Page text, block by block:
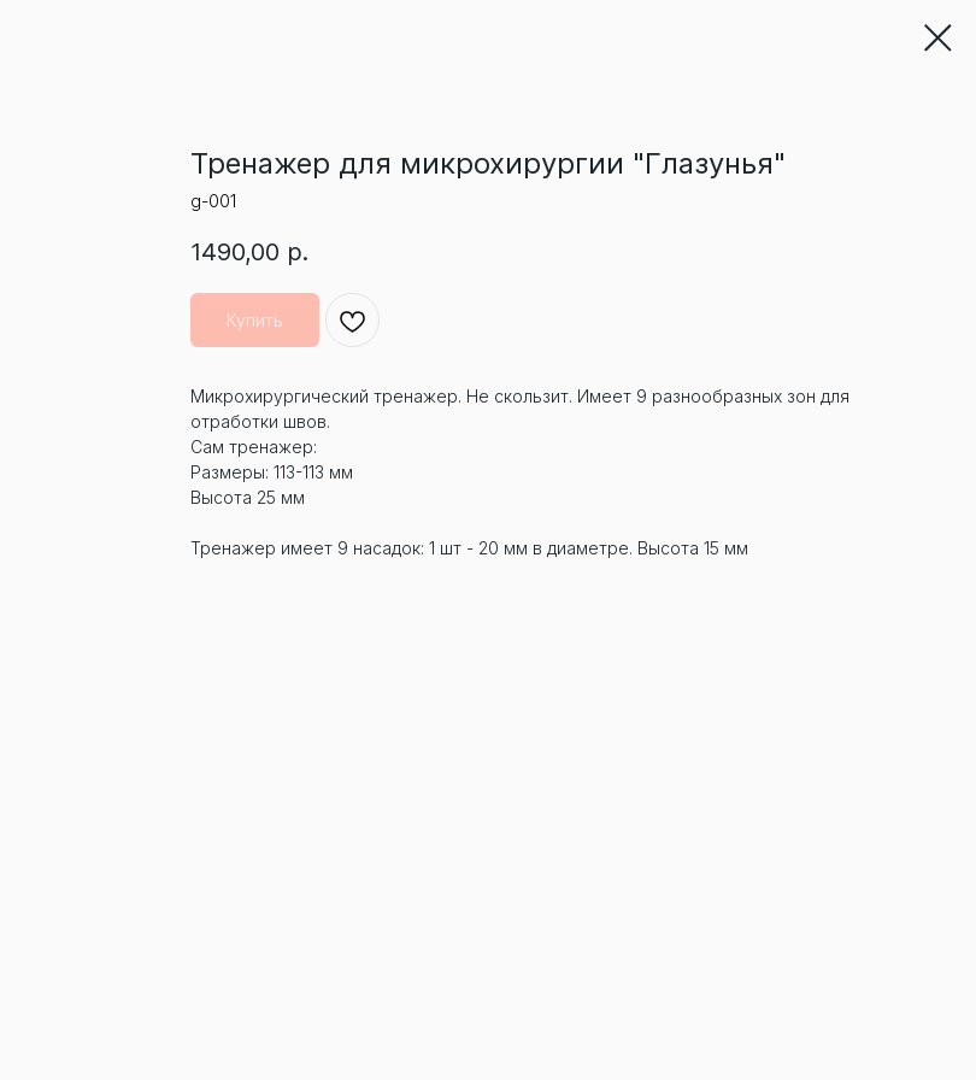
Тренажер для микрохирургии "Глазунья"
g-001
1490,00 р.
Купить
Микрохирургический тренажер. Не скользит. Имеет 9 разнообразных зон для
отработки швов.
Сам тренажер:
Размеры: 113-113 мм
Высота 25 мм
Тренажер имеет 9 насадок: 1 шт - 20 мм в диаметре. Высота 15 мм